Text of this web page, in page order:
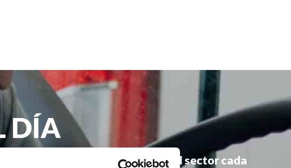
DÍA
promociones y noticias del sector cada